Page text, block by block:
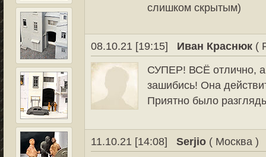
слишком скрытым)
08.10.21 [19:15] Иван Краснюк (
СУПЕР! ВСЁ отлично,
зашибись! Она
Приятно было
11.10.21 [14:08] Serjio ( Москва )